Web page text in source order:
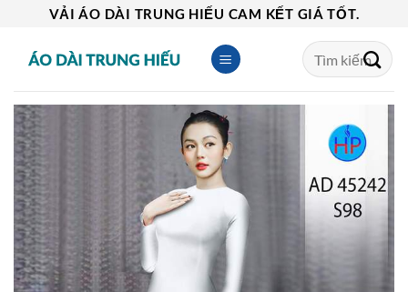
content
VẢI ÁO DÀI TRUNG HIẾU CAM KẾT GIÁ TỐT.
Tìm
kiếm: